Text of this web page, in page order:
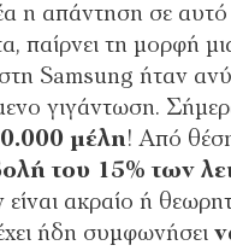
η απάντηση σε αυτό
παίρνει τη µορφή
Samsung ήταν
γιγάντωση.
µέλη! Από
του 15% των
ακραίο ή
ήδη συµφωνήσει